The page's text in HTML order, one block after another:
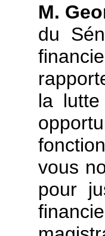
M.
du
la
vous
pour